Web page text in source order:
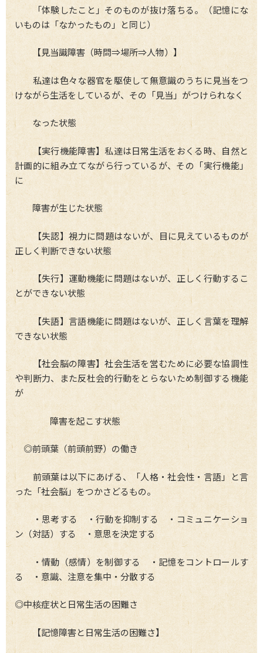
「体験したこと」そのものが抜け落ちる。（記憶にな
いものは「なかったもの」と同じ）
【見当識障害（時問⇒場所⇒人物）】
私達は色々な器官を駆使して無意識のうちに見当をつ
けながら生活をしているが、その「見当」がつけられなく
なった状態
【実行機能障害】私達は日常生活をおくる時、自然と
計画的に組み立てながら行っているが、その「実行機能」
に
障害が生じた状態
【失認】視力に問題はないが、目に見えているものが
正しく判断できない状態
【失行】運動機能に問題はないが、正しく行動するこ
とができない状態
【失語】言語機能に問題はないが、正しく言葉を理解
できない状態
【社会脳の障害】社会生活を営むために必要な協調性
や判断力、また反杜会的行動をとらないため制御する機能
が
障害を起こす状態
◎前頭葉（前頭前野）の働き
前頭葉は以下にあげる、「人格・社会性・言語」と言
った「社会脳」をつかさどるもの。
・思考する ・行動を抑制する ・コミュニケーショ
ン（対話）する ・意思を決定する
・情動（感情）を制御する ・記憶をコントロールす
る ・意識、注意を集中・分散する
◎中核症状と日常生活の困難さ
【記憶障害と日常生活の困難さ】